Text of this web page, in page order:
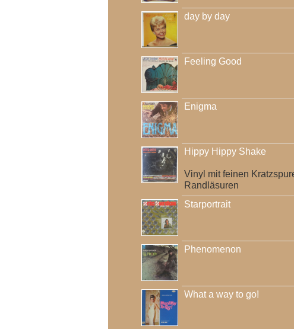
day by day
Feeling Good
Enigma
Hippy Hippy Shake
Vinyl mit feinen
Randläsuren
Starportrait
Phenomenon
What a way to go!